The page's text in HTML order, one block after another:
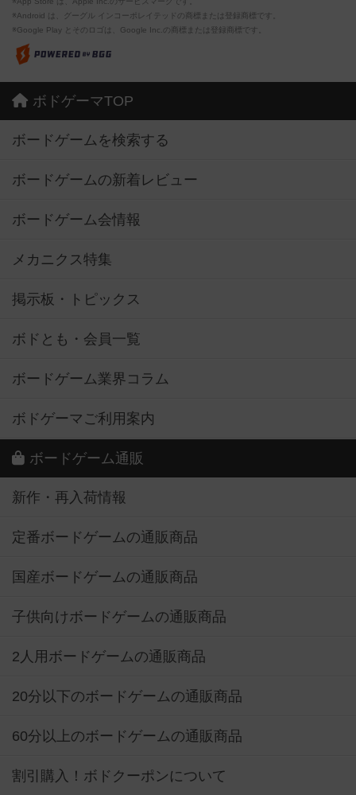
※Android は、グーグル インコーポレイテッドの商標または登録商標です。
※Google Play とそのロゴは、Google Inc.の商標または登録商標です。
ボドゲーマTOP
ボードゲームを検索する
ボードゲームの新着レビュー
ボードゲーム会情報
メカニクス特集
掲示板・トピックス
ボドとも・会員一覧
ボードゲーム業界コラム
ボドゲーマご利用案内
ボードゲーム通販
新作・再入荷情報
定番ボードゲームの通販商品
国産ボードゲームの通販商品
子供向けボードゲームの通販商品
2人用ボードゲームの通販商品
20分以下のボードゲームの通販商品
60分以上のボードゲームの通販商品
割引購入！ボドクーポンについて